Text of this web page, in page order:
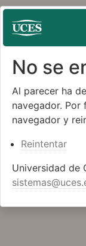
No se
Al parecer ha
navegador. Por
navegador y
Reintentar
Universidad de